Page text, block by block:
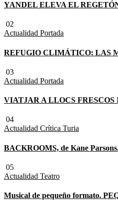
YANDEL ELEVA EL
02
Actualidad Portada
REFUGIO CLIMÁTICO: LAS
03
Actualidad Portada
VIATJAR A LLOCS FRESCOS
04
Actualidad Crítica Turia
BACKROOMS, de Kane
05
Actualidad Teatro
Musical de pequeño formato.